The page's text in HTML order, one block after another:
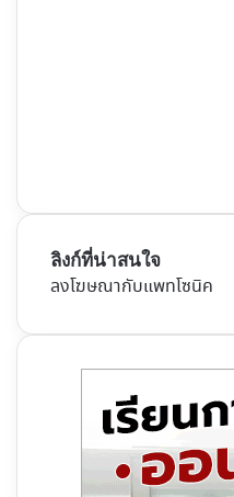
ลิงก์ที่น่าสนใจ
ลงโฆษณากับแพทโซนิค